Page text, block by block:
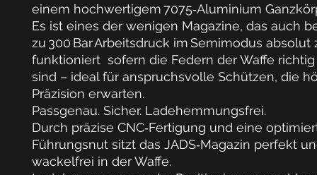
einem hochwertigem 7075‑Aluminium
Es ist eines der wenigen Magazine, das auch
zu 300 Bar Arbeitsdruck im Semimodus absolut
funktioniert sofern die Federn der Waffe
sind – ideal für anspruchsvolle Schützen, die
Präzision erwarten.
Passgenau. Sicher. Ladehemmungsfrei.
Durch präzise CNC‑Fertigung und eine
Führungsnut sitzt das JADS‑Magazin perfekt
wackelfrei in der Waffe.